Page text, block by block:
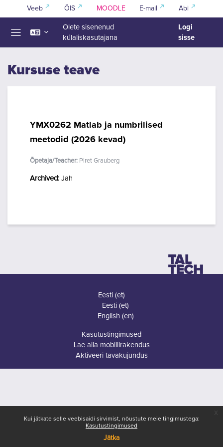
Jäta vahele peasisuni
Kui jätkate selle veebisaidi sirvimist, nõustute meie tingimustega:
Kasutustingimused
Jätka
Veeb ÕIS MOODLE E-mail Abi
Olete sisenenud
külaliskasutajana
Logi
sisse
Kursuse teave
YMX0262 Matlab ja numbrilised
meetodid (2026 kevad)
Õpetaja/Teacher: Piret Grauberg
Archived: Jah
Eesti ‎(et)‎
Eesti ‎(et)‎
English ‎(en)‎
Kasutustingimused
Lae alla mobiilirakendus
Aktiveeri tavakujundus